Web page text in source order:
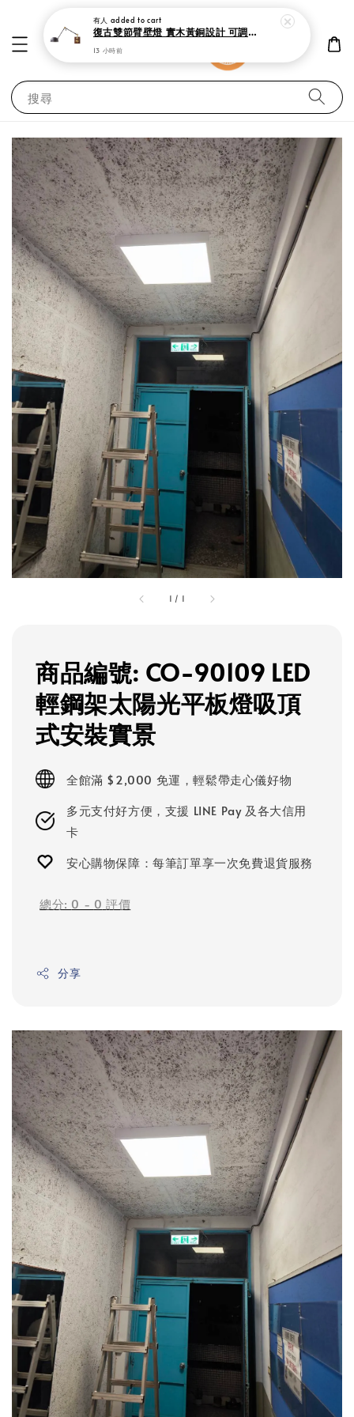
搜尋
1 / 1
商品編號: CO-90109 LED
輕鋼架太陽光平板燈吸頂
式安裝實景
全館滿 $2,000 免運，輕鬆帶走心儀好物
多元支付好方便，支援 LINE Pay 及各大信用
卡
安心購物保障：每筆訂單享一次免費退貨服務
總分: 0 - 0 評價
分享
有人 added to cart
復古雙節臂壁燈 實木黃銅設計 可調式工作閱讀燈
13 小時前